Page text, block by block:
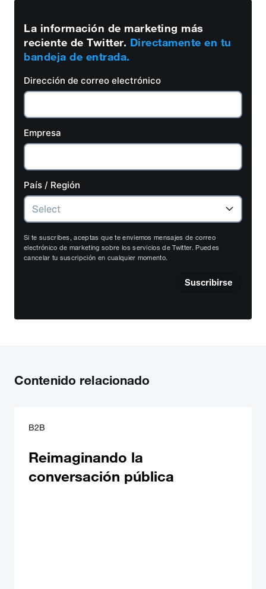
La información de marketing más
reciente de Twitter. Directamente en tu
bandeja de entrada.
Dirección de correo electrónico
Empresa
País / Región
Si te suscribes, aceptas que te enviemos mensajes de correo
electrónico de marketing sobre los servicios de Twitter. Puedes
cancelar tu suscripción en cualquier momento.
Suscribirse
Contenido relacionado
B2B
Reimaginando la
conversación pública